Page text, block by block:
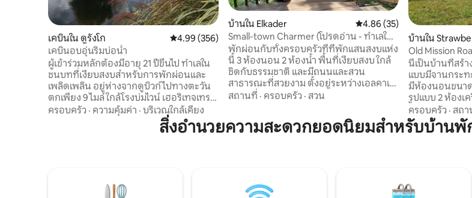
เคบินใน ดูรังโก คะแนนเฉลี่ย 4.99 จาก 5, 356 รีวิว
4.99 (356)
เคบินอบอุ่นริมบ่อน้ำ
ผู้เข้าร่วมหลักต้องมีอายุ 21 ปีขึ้นไป ทำเลใน
ชนบทที่เงียบสงบสำหรับการพักผ่อนและ
เพลิดเพลิน อยู่ห่างจากดูบิวก์ไปทางตะวัน
ตกเพียง 9 ไมล์ ใกล้โรงบ่มไวน์ เฮอริเทจเทรล
และซันดาวน์เมาน์เทนรีสอร์ท ผู้เข้าพักหลัก
ต้องมีอายุ 21 ปีขึ้นไป จึงจะจองได้ เคบินที่
อบอุ่นและสระว่ายน้ำขนาด 1/4 เอเคอร์ เรา
กลางแจ้ง เตาแก๊สปิ้งย่าง กองไฟแบบใช้แก๊ส
ครอบครัว · ความคุ้มค่า · บริเวณใกล้เคียง
บ้านใน Elkader คะแนนเฉลี่ย 4.86 จาก 5, 35 รี
4.86 (35)
Small-town Charmer (โปรดอ่าน - ทำเลใน
ชนบท)
พักผ่อนกับทั้งครอบครัวที่ที่พักแสนสงบแห่ง
นี้ 3 ห้องนอน 2 ห้องน้ำ พื้นที่เงียบสงบ ใกล้
ชิดกับธรรมชาติ และมีถนนและสวน
สาธารณะที่สวยงาม ตั้งอยู่ระหว่างเอลคาเด
อร์และสตรอว์เบอร์รีพอยต์ ใกล้อุทยานแห่ง
ที่พักแห่งนี้เป็นที่พักในชนบท ไม่ได้ตั้งอยู่ใน
เมืองที่มีสิ่งอำนวยความสะดวกใดๆ คุณต้อง
ปั๊มน้ำมัน Casey's และ Nadings)
สถานที่ · ครอบครัว · สวน
บ้านใน
Old Mission
นี่เป็นบ้านที่สร้า
แบบมีจานกระ
มีห้องนอนขนา
รูปแบบ 2 ห้องเ
ทีวีจอแบนเข้าถึง
พื้นที่ห้องใต้หลั
ด้วย เครื่องปรั
การล่าสัตว์การ
ครอบครัว · สถ
สิ่งอำนวยความสะดวกยอดนิยมสำหรับบ้านพั